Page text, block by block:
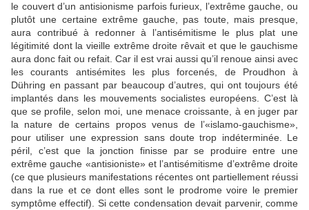
le couvert d’un antisionisme parfois furieux, l’extrême gauche, ou
plutôt une certaine extrême gauche, pas toute, mais presque,
aura contribué à redonner à l’antisémitisme le plus plat une
légitimité dont la vieille extrême droite rêvait et que le gauchisme
aura donc fait ou refait. Car il est vrai aussi qu’il renoue ainsi avec
les courants antisémites les plus forcenés, de Proudhon à
Dühring en passant par beaucoup d’autres, qui ont toujours été
implantés dans les mouvements socialistes européens. C’est là
que se profile, selon moi, une menace croissante, à en juger par
la nature de certains propos venus de l’«islamo-gauchisme»,
pour utiliser une expression sans doute trop indéterminée. Le
péril, c’est que la jonction finisse par se produire entre une
extrême gauche «antisioniste» et l’antisémitisme d’extrême droite
(ce que plusieurs manifestations récentes ont partiellement réussi
dans la rue et ce dont elles sont le prodrome voire le premier
symptôme effectif). Si cette condensation devait parvenir, comme